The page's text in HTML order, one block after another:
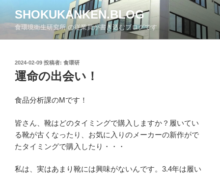
ン
SHOKUKANKEN.BLOG
食環境衛生研究所 の従業員が書き込むブログです
投
稿
日:
2024-02-09 投稿者: 食環研
運命の出会い！
食品分析課のMです！
皆さん、靴はどのタイミングで購入しますか？履いてい
る靴が古くなったり、お気に入りのメーカーの新作がで
たタイミングで購入したり・・・
私は、実はあまり靴には興味がないんです。3.4年は履い